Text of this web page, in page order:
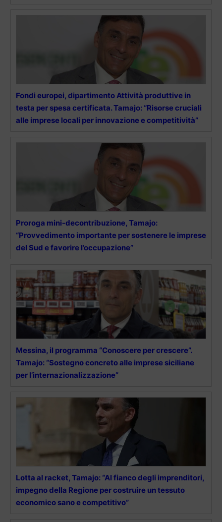
Fondi europei, dipartimento Attività produttive in
testa per spesa certificata. Tamajo: “Risorse cruciali
alle imprese locali per innovazione e competitività”
Proroga mini-decontribuzione, Tamajo:
“Provvedimento importante per sostenere le imprese
del Sud e favorire l’occupazione”
Messina, il programma “Conoscere per crescere”.
Tamajo: “Sostegno concreto alle imprese siciliane
per l’internazionalizzazione”
Lotta al racket, Tamajo: “Al fianco degli imprenditori,
impegno della Regione per costruire un tessuto
economico sano e competitivo”